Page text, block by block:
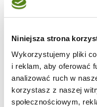
Niniejsza strona
Wykorzystujemy pliki
i reklam, aby oferować
analizować ruch w
korzystasz z naszej
społecznościowym,
Dziś przedstawiam
Atlantykiem.
Przepyszne,
grysikowy krem i ta
miodowa...mmm...
kilka dni wcześniej,
Wspaniałe,
Ciasta i torty